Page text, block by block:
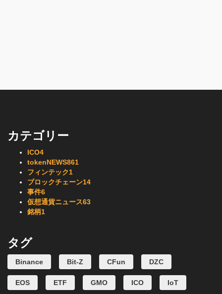
カテゴリー
ICO4
tokenNEWS861
フィンテック1
ブロックチェーン14
事件6
仮想通貨ニュース63
銘柄1
タグ
Binance Bit-Z CFun DZC
EOS ETF GMO ICO IoT